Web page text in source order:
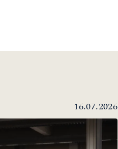
16.07.2026